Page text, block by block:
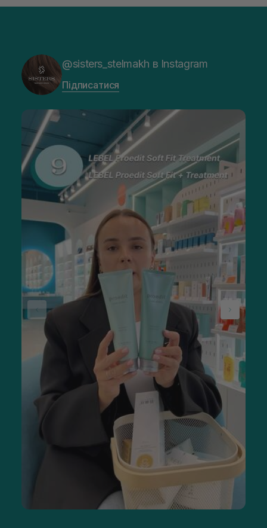
Купити аксесуари для волосся для дітей в
інтернет-магазині SISTERS
У SISTERS можна знайти щітки, резинки, шпильки, банти,
крабики та інші прикраси для волосся дитячі для створення
щоденного використання, святкових образів і швидкого
збирання пасом перед прогулянкою чи заняттями.
У нас також представленийдогляд за волоссям
, який можна
поєднувати з аксесуарами для м’якості, блиску та легшого
розчісування. SISTERS працює виключно з офіційними
постачальниками, пропонує оригінальні товари,
доставлення Україною, знижки та акційні пропозиції.
@sisters_stelmakh в Instagram
Підписатися